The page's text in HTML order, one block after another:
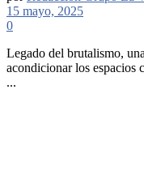
15 mayo, 2025
0
Legado del brutalismo,
acondicionar los espacios
...